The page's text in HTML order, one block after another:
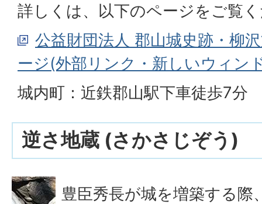
詳しくは、以下のページをご覧
公益財団法人 郡山城史跡・柳
ージ(外部リンク・新しいウィン
城内町：近鉄郡山駅下車徒歩7分
逆さ地蔵 (さかさじぞう)
豊臣秀長が城を増築する際